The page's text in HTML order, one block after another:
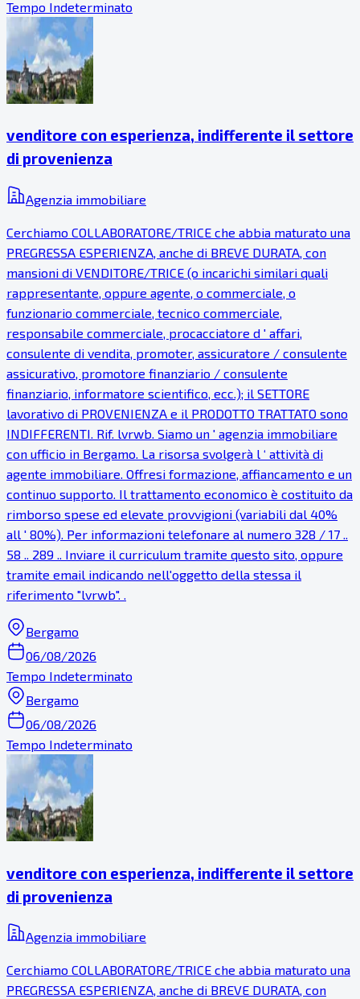
Tempo Indeterminato
venditore con esperienza, indifferente il settore
di provenienza
Agenzia immobiliare
Cerchiamo COLLABORATORE/TRICE che abbia maturato una
PREGRESSA ESPERIENZA, anche di BREVE DURATA, con
mansioni di VENDITORE/TRICE (o incarichi similari quali
rappresentante, oppure agente, o commerciale, o
funzionario commerciale, tecnico commerciale,
responsabile commerciale, procacciatore d ' affari,
consulente di vendita, promoter, assicuratore / consulente
assicurativo, promotore finanziario / consulente
finanziario, informatore scientifico, ecc.); il SETTORE
lavorativo di PROVENIENZA e il PRODOTTO TRATTATO sono
INDIFFERENTI. Rif. lvrwb. Siamo un ' agenzia immobiliare
con ufficio in Bergamo. La risorsa svolgerà l ‘ attività di
agente immobiliare. Offresi formazione, affiancamento e un
continuo supporto. Il trattamento economico è costituito da
rimborso spese ed elevate provvigioni (variabili dal 40%
all ' 80%). Per informazioni telefonare al numero 328 / 17 ..
58 .. 289 .. Inviare il curriculum tramite questo sito, oppure
tramite email indicando nell'oggetto della stessa il
riferimento "lvrwb". .
Bergamo
06/08/2026
Tempo Indeterminato
Bergamo
06/08/2026
Tempo Indeterminato
venditore con esperienza, indifferente il settore
di provenienza
Agenzia immobiliare
Cerchiamo COLLABORATORE/TRICE che abbia maturato una
PREGRESSA ESPERIENZA, anche di BREVE DURATA, con